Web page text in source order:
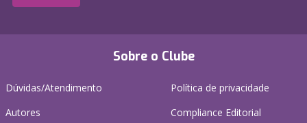
Sobre o Clube
Dúvidas/Atendimento
Autores
Política de privacidade
Compliance Editorial